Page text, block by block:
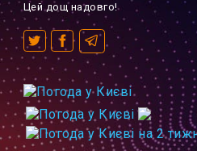
Цей дощ надовго!